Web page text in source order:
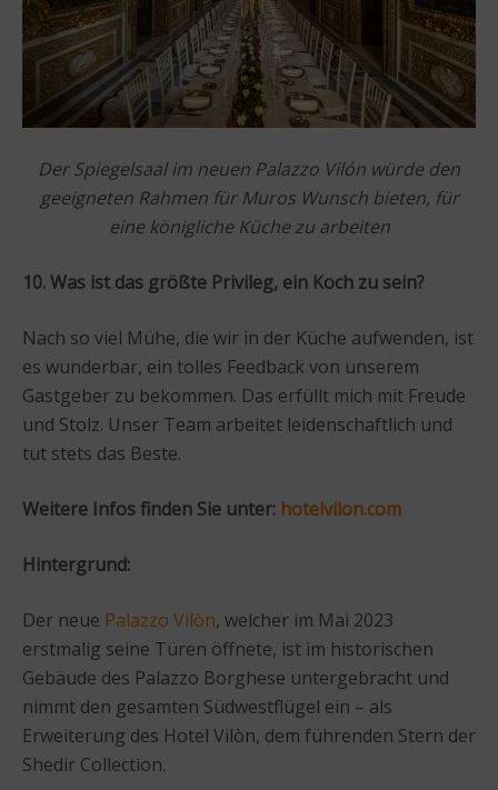
Der Spiegelsaal im neuen Palazzo Vilón würde den
geeigneten Rahmen für Muros Wunsch bieten, für
eine königliche Küche zu arbeiten
10. Was ist das größte Privileg, ein Koch zu sein?
Nach so viel Mühe, die wir in der Küche aufwenden, ist
es wunderbar, ein tolles Feedback von unserem
Gastgeber zu bekommen. Das erfüllt mich mit Freude
und Stolz. Unser Team arbeitet leidenschaftlich und
tut stets das Beste.
Weitere Infos finden Sie unter: hotelvilon.com
Hintergrund:
Der neue Palazzo Vilòn, welcher im Mai 2023
erstmalig seine Türen öffnete, ist im historischen
Gebäude des Palazzo Borghese untergebracht und
nimmt den gesamten Südwestflügel ein – als
Erweiterung des Hotel Vilòn, dem führenden Stern der
Shedir Collection.